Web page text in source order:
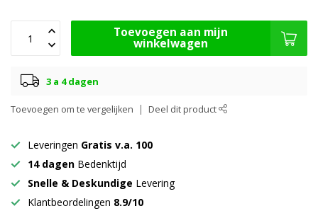
Toevoegen aan mijn
winkelwagen
3 a 4 dagen
Toevoegen om te vergelijken Deel dit product
Leveringen Gratis v.a. 100
14 dagen Bedenktijd
Snelle & Deskundige Levering
Klantbeordelingen 8.9/10